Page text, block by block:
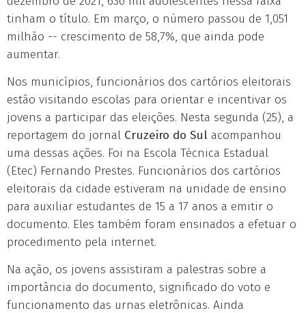
tinham o título. Em março, o número passou de 1,051
milhão -- crescimento de 58,7%, que ainda pode
aumentar.
Nos municípios, funcionários dos cartórios eleitorais
estão visitando escolas para orientar e incentivar os
jovens a participar das eleições. Nesta segunda (25), a
reportagem do jornal Cruzeiro do Sul acompanhou
uma dessas ações. Foi na Escola Técnica Estadual
(Etec) Fernando Prestes. Funcionários dos cartórios
eleitorais da cidade estiveram na unidade de ensino
para auxiliar estudantes de 15 a 17 anos a emitir o
documento. Eles também foram ensinados a efetuar o
procedimento pela internet.
Na ação, os jovens assistiram a palestras sobre a
importância do documento, significado do voto e
funcionamento das urnas eletrônicas. Ainda